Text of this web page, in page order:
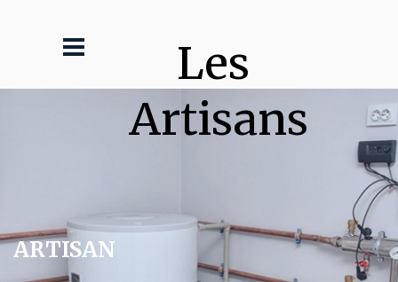
Les
Artisans
ARTISAN